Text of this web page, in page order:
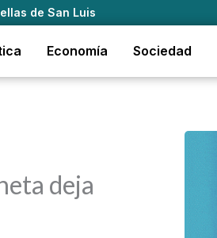
de San Luis
Economía Sociedad
deja